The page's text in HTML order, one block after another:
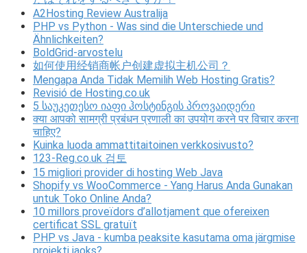
A2Hosting Review Australija
PHP vs Python - Was sind die Unterschiede und
Ähnlichkeiten?
BoldGrid-arvostelu
如何使用经销商帐户创建虚拟主机公司？
Mengapa Anda Tidak Memilih Web Hosting Gratis?
Revisió de Hosting.co.uk
5 საუკეთესო იაფი ჰოსტინგის პროვაიდერი
क्या आपको सामग्री प्रबंधन प्रणाली का उपयोग करने पर विचार करना
चाहिए?
Kuinka luoda ammattitaitoinen verkkosivusto?
123-Reg.co.uk 검토
15 migliori provider di hosting Web Java
Shopify vs WooCommerce - Yang Harus Anda Gunakan
untuk Toko Online Anda?
10 millors proveïdors d’allotjament que ofereixen
certificat SSL gratuït
PHP vs Java - kumba peaksite kasutama oma järgmise
projekti jaoks?